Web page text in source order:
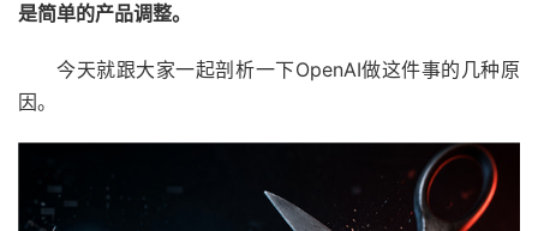
是简单的产品调整。
今天就跟大家一起剖析一下OpenAI做这件事的几种原
因。